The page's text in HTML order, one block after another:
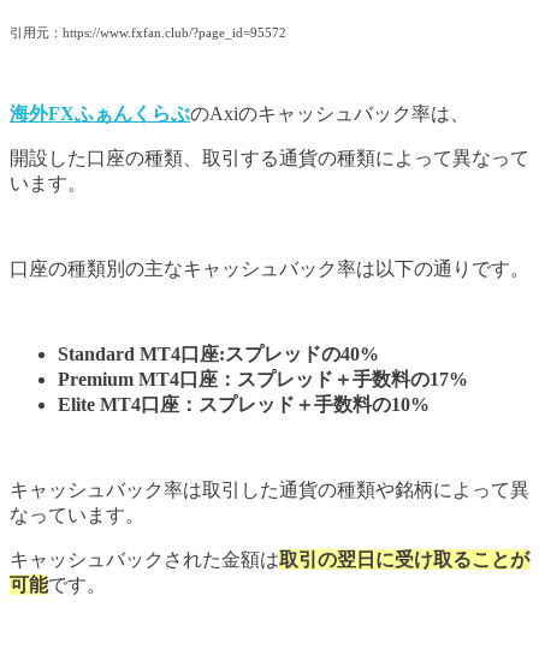
引用元： https://www.fxfan.club/?page_id=95572
海外FXふぁんくらぶのAxiのキャッシュバック率は、
開設した口座の種類、取引する通貨の種類によって異なって
います。
口座の種類別の主なキャッシュバック率は以下の通りです。
Standard MT4口座:スプレッドの40%
Premium MT4口座：スプレッド＋手数料の17%
Elite MT4口座：スプレッド＋手数料の10%
キャッシュバック率は取引した通貨の種類や銘柄によって異
なっています。
キャッシュバックされた金額は取引の翌日に受け取ることが
可能です。